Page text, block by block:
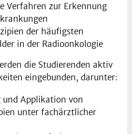
Verfahren zur Erkennung
der häufigsten
in der Radioonkologie
die Studierenden aktiv
eingebunden, darunter:
und Applikation von
unter fachärztlicher